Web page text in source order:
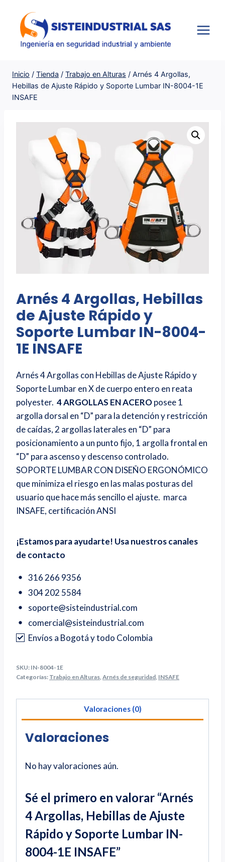
contenido
Inicio / Tienda / Trabajo en Alturas / Arnés 4 Argollas,
Hebillas de Ajuste Rápido y Soporte Lumbar IN-8004-1E
INSAFE
Arnés 4 Argollas, Hebillas
de Ajuste Rápido y
Soporte Lumbar IN-8004-
1E INSAFE
Arnés 4 Argollas con Hebillas de Ajuste Rápido y
Soporte Lumbar en X de cuerpo entero en reata
polyester. 4 ARGOLLAS EN ACEROposee 1
argolla dorsal en “D” para la detención y restricción
de caídas, 2 argollas laterales en “D” para
posicionamiento a un punto fijo, 1 argolla frontal en
“D” para ascenso y descenso controlado.
SOPORTE LUMBAR CON DISEÑO ERGONÓMICO
que minimiza el riesgo en las malas posturas del
usuario que hace más sencillo el ajuste. marca
INSAFE, certificación ANSI
¡Estamos para ayudarte! Usa nuestros canales
de contacto
316 266 9356
304 202 5584
soporte@sisteindustrial.com
comercial@sisteindustrial.com
Envíos a Bogotá y todo Colombia
SKU: IN-8004-1E
Categorías: Trabajo en Alturas Arnés de seguridad INSAFE
Valoraciones (0)
Valoraciones
No hay valoraciones aún.
Sé el primero en valorar “Arnés
4 Argollas, Hebillas de Ajuste
Rápido y Soporte Lumbar IN-
8004-1E INSAFE”